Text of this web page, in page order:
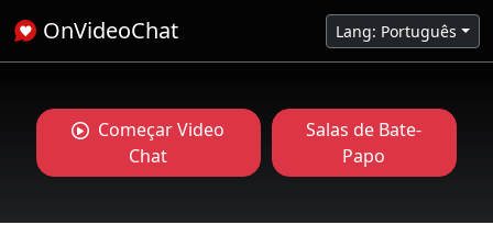
OnVideoChat Lang: Português
Começar Video
Chat
Salas de Bate-
Papo